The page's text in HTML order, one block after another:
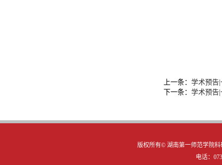
上一条： 学术预告
下一条： 学术预告
版权所有© 湖南第一师范学院
电话：